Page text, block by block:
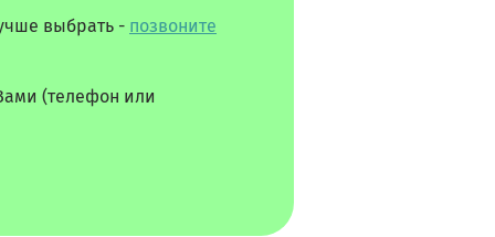
выбрать - позвоните
(телефон или